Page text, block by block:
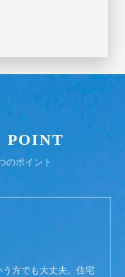
POINT
のポイント
う方でも大丈夫。住宅